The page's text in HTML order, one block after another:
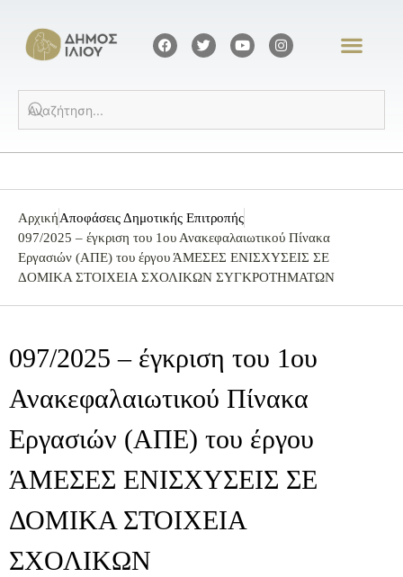
ΑρχικήΑποφάσεις Δημοτικής Επιτροπής
097/2025 – έγκριση του 1ου Ανακεφαλαιωτικού Πίνακα
Εργασιών (ΑΠΕ) του έργου ΆΜΕΣΕΣ ΕΝΙΣΧΥΣΕΙΣ ΣΕ
ΔΟΜΙΚΑ ΣΤΟΙΧΕΙΑ ΣΧΟΛΙΚΩΝ ΣΥΓΚΡΟΤΗΜΑΤΩΝ
097/2025 – έγκριση του 1ου
Ανακεφαλαιωτικού Πίνακα
Εργασιών (ΑΠΕ) του έργου
ΆΜΕΣΕΣ ΕΝΙΣΧΥΣΕΙΣ ΣΕ
ΔΟΜΙΚΑ ΣΤΟΙΧΕΙΑ
ΣΧΟΛΙΚΩΝ